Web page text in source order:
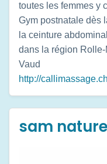
toutes les femmes y
Gym postnatale dès
la ceinture
dans la région
Vaud
http://callimassage.ch
sam nature